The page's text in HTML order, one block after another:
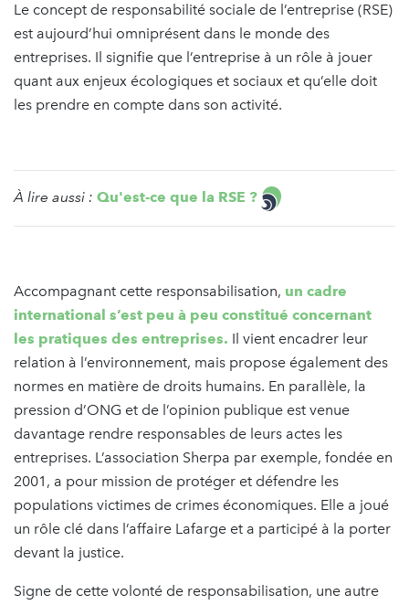
Le concept de responsabilité sociale de l’entreprise (RSE)
est aujourd’hui omniprésent dans le monde des
entreprises. Il signifie que l’entreprise à un rôle à jouer
quant aux enjeux écologiques et sociaux et qu’elle doit
les prendre en compte dans son activité.
À lire aussi : Qu'est-ce que la RSE ?
Accompagnant cette responsabilisation, un cadre
international s’est peu à peu constitué concernant
les pratiques des entreprises. Il vient encadrer leur
relation à l’environnement, mais propose également des
normes en matière de droits humains. En parallèle, la
pression d’ONG et de l’opinion publique est venue
davantage rendre responsables de leurs actes les
entreprises. L’association Sherpa par exemple, fondée en
2001, a pour mission de protéger et défendre les
populations victimes de crimes économiques. Elle a joué
un rôle clé dans l’affaire Lafarge et a participé à la porter
devant la justice.
Signe de cette volonté de responsabilisation, une autre